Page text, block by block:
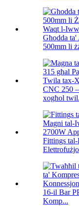
Għodda
500mm li
CNC 250
xogħol
Fittings
16-il Bar
Komp...